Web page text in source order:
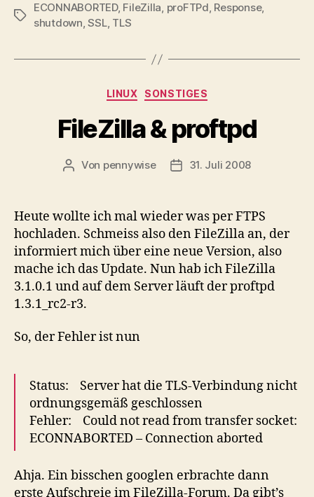
Schlagwörter
ECONNABORTED, FileZilla, proFTPd, Response,
shutdown,SSL, TLS
Kategorien
LINUX SONSTIGES
FileZilla & proftpd
Beitragsautor
Von pennywise Veröffentlichungsdatum
31. Juli 2008
Heute wollte ich mal wieder was per FTPS
hochladen. Schmeiss also den FileZilla an, der
informiert mich über eine neue Version, also
mache ich das Update. Nun hab ich FileZilla
3.1.0.1 und auf dem Server läuft der proftpd
1.3.1_rc2-r3.
So, der Fehler ist nun
Status: Server hat die TLS-Verbindung nicht
ordnungsgemäß geschlossen
Fehler: Could not read from transfer socket:
ECONNABORTED – Connection aborted
Ahja. Ein bisschen googlen erbrachte dann
erste Aufschreie im FileZilla-Forum. Da gibt’s